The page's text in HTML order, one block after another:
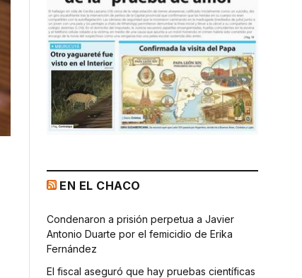
EN EL CHACO
Condenaron a prisión perpetua a Javier
Antonio Duarte por el femicidio de Erika
Fernández
El fiscal aseguró que hay pruebas científicas